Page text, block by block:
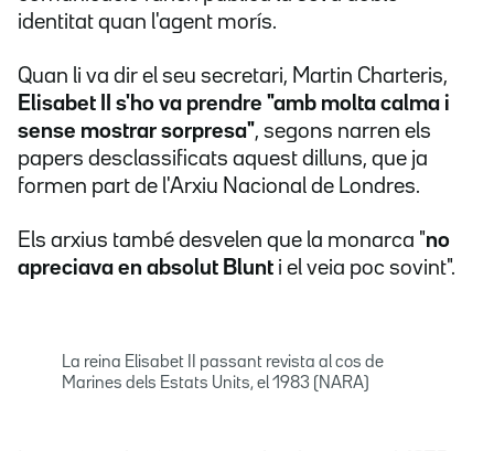
identitat quan l'agent morís.
Quan li va dir el seu secretari, Martin Charteris,
Elisabet II s'ho va prendre "amb molta calma i
sense mostrar sorpresa", segons narren els
papers desclassificats aquest dilluns, que ja
formen part de l'Arxiu Nacional de Londres.
Els arxius també desvelen que la monarca "no
apreciava en absolut Blunt i el veia poc sovint".
La reina Elisabet II passant revista al cos de
Marines dels Estats Units, el 1983 (NARA)